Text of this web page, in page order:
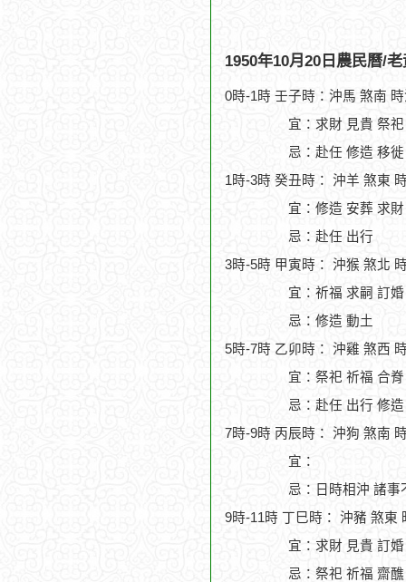
1950年10月20日農民曆/
0時-1時 壬子時：沖馬 煞南
宜：求財 見貴 祭
忌：赴任 修造 移
1時-3時 癸丑時： 沖羊 煞東
宜：修造 安葬 求
忌：赴任 出行
3時-5時 甲寅時： 沖猴 煞北
宜：祈福 求嗣 訂
忌：修造 動土
5時-7時 乙卯時： 沖雞 煞西
宜：祭祀 祈福 合
忌：赴任 出行 修造
7時-9時 丙辰時： 沖狗 煞南
宜：
忌：日時相沖 諸事
9時-11時 丁巳時： 沖豬 煞東
宜：求財 見貴 訂
忌：祭祀 祈福 齋